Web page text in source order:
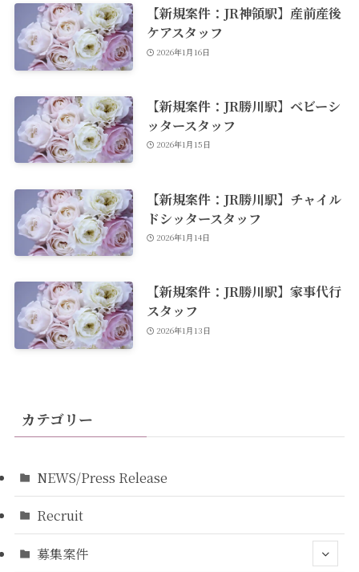
【新規案件：JR神領駅】産前産後
ケアスタッフ
2026年1月16日
【新規案件：JR勝川駅】ベビーシ
ッタースタッフ
2026年1月15日
【新規案件：JR勝川駅】チャイル
ドシッタースタッフ
2026年1月14日
【新規案件：JR勝川駅】家事代行
スタッフ
2026年1月13日
カテゴリー
NEWS/Press Release
Recruit
募集案件